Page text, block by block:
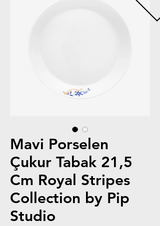
Mavi Porselen
Çukur Tabak 21,5
Cm Royal Stripes
Collection by Pip
Studio